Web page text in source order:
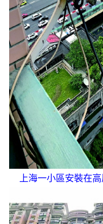
上海一小區安裝在